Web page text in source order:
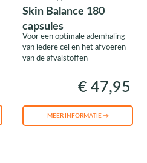
Skin Balance 180
capsules
Voor een optimale ademhaling
van iedere cel en het afvoeren
van de afvalstoffen
€ 47,95
MEER INFORMATIE →